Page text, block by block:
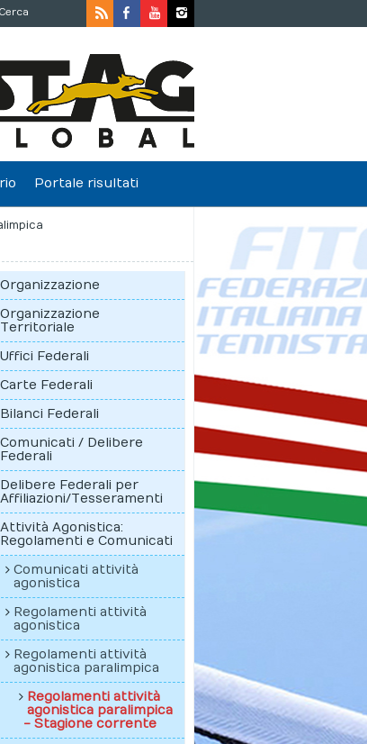
Cerca
Portale risultati
Organizzazione
Organizzazione
Territoriale
Uffici Federali
Carte Federali
Bilanci Federali
Comunicati / Delibere
Federali
Delibere Federali per
Affiliazioni/Tesseramenti
Attività Agonistica:
Regolamenti e Comunicati
Comunicati attività
agonistica
Regolamenti attività
agonistica
Regolamenti attività
agonistica paralimpica
Regolamenti attività
agonistica paralimpica
- Stagione corrente